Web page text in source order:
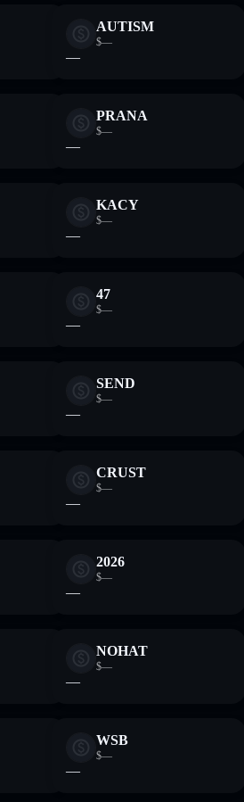
AUTISM
$—
—
PRANA
$—
—
KACY
$—
—
47
$—
—
SEND
$—
—
CRUST
$—
—
2026
$—
—
NOHAT
$—
—
WSB
$—
—